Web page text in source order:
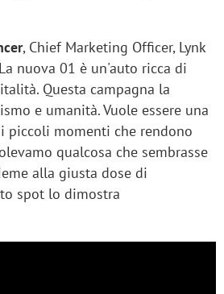
, Chief Marketing Officer, Lynk
nuova 01 è un'auto ricca di
Questa campagna la
e umanità. Vuole essere una
piccoli momenti che rendono
qualcosa che sembrasse
alla giusta dose di
spot lo dimostra